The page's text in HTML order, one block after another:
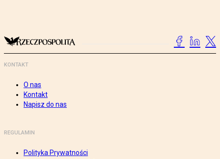
KONTAKT
O nas
Kontakt
Napisz do nas
REGULAMIN
Polityka Prywatności